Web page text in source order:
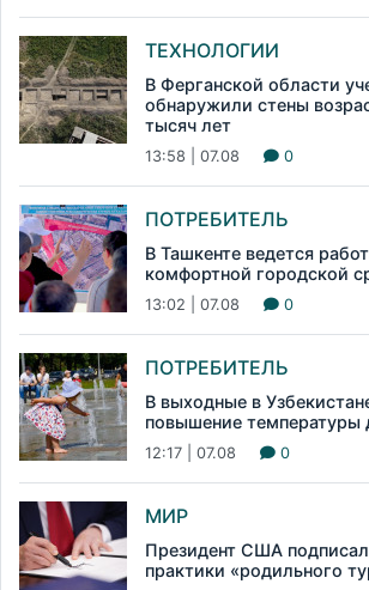
ТЕХНОЛОГИИ
В Ферганской области
обнаружили стены
тысяч лет
13:58 | 07.08 0
ПОТРЕБИТЕЛЬ
В Ташкенте ведется
комфортной городской
13:02 | 07.08 0
ПОТРЕБИТЕЛЬ
В выходные в
повышение температуры
12:17 | 07.08 0
МИР
Президент США подписал
практики «родильного